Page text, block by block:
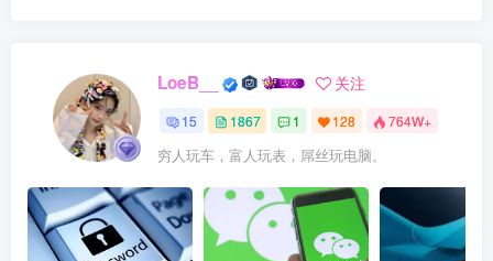
LoeB__ 关注
15 1867 1 128 764W+
穷人玩车，富人玩表，屌丝玩电脑。